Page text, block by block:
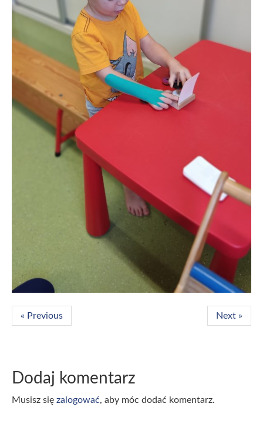
« Previous Next »
Dodaj komentarz
Musisz się zalogować, aby móc dodać komentarz.